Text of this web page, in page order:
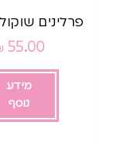
פרלינים
55.00
מידע
נוסף